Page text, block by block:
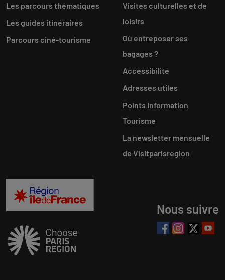
Les parcours thématiques
Les guides itinéraires
Parcours ciné-tourisme
Visites culturelles et de
loisirs
Où entreposer ses
bagages ?
Accessibilité
Adresses utiles
Points Information
Tourisme
La newsletter mensuelle
de Visitparisregion
Nous suivre